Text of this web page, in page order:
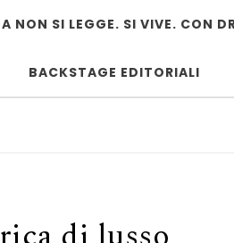
NON SI LEGGE. SI VIVE. CON
BACKSTAGE EDITORIALI